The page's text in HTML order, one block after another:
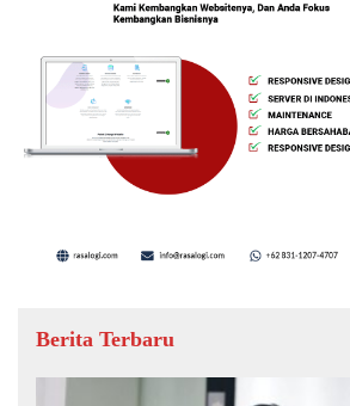
Berita Terbaru